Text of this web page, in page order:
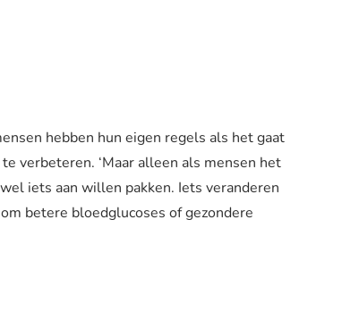
hebben hun eigen regels als het gaat
verbeteren. ‘Maar alleen als mensen het
iets aan willen pakken. Iets veranderen
betere bloedglucoses of gezondere